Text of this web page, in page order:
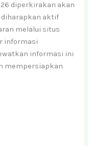
diperkirakan akan
diharapkan aktif
melalui situs
informasi
informasi ini
mempersiapkan